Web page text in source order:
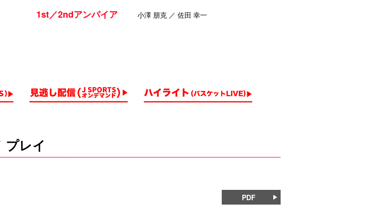
1st／2ndアンパイア 小澤 朋克 ／ 佐田 幸一
プレイ
PDF